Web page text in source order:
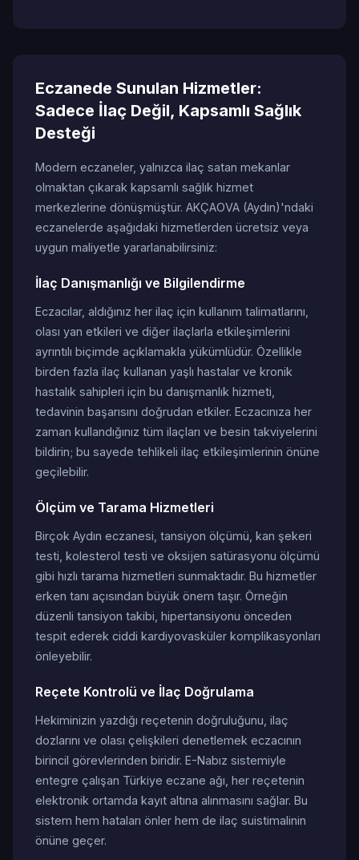
Eczanede Sunulan Hizmetler:
Sadece İlaç Değil, Kapsamlı Sağlık
Desteği
Modern eczaneler, yalnızca ilaç satan mekanlar
olmaktan çıkarak kapsamlı sağlık hizmet
merkezlerine dönüşmüştür. AKÇAOVA (Aydın)'ndaki
eczanelerde aşağıdaki hizmetlerden ücretsiz veya
uygun maliyetle yararlanabilirsiniz:
İlaç Danışmanlığı ve Bilgilendirme
Eczacılar, aldığınız her ilaç için kullanım talimatlarını,
olası yan etkileri ve diğer ilaçlarla etkileşimlerini
ayrıntılı biçimde açıklamakla yükümlüdür. Özellikle
birden fazla ilaç kullanan yaşlı hastalar ve kronik
hastalık sahipleri için bu danışmanlık hizmeti,
tedavinin başarısını doğrudan etkiler. Eczacınıza her
zaman kullandığınız tüm ilaçları ve besin takviyelerini
bildirin; bu sayede tehlikeli ilaç etkileşimlerinin önüne
geçilebilir.
Ölçüm ve Tarama Hizmetleri
Birçok Aydın eczanesi, tansiyon ölçümü, kan şekeri
testi, kolesterol testi ve oksijen satürasyonu ölçümü
gibi hızlı tarama hizmetleri sunmaktadır. Bu hizmetler
erken tanı açısından büyük önem taşır. Örneğin
düzenli tansiyon takibi, hipertansiyonu önceden
tespit ederek ciddi kardiyovasküler komplikasyonları
önleyebilir.
Reçete Kontrolü ve İlaç Doğrulama
Hekiminizin yazdığı reçetenin doğruluğunu, ilaç
dozlarını ve olası çelişkileri denetlemek eczacının
birincil görevlerinden biridir. E-Nabız sistemiyle
entegre çalışan Türkiye eczane ağı, her reçetenin
elektronik ortamda kayıt altına alınmasını sağlar. Bu
sistem hem hataları önler hem de ilaç suistimalinin
önüne geçer.